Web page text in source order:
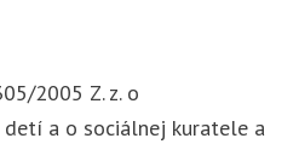
2005 Z. z. o
a o sociálnej kuratele a